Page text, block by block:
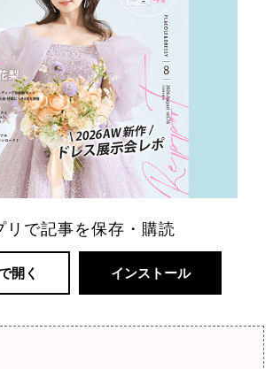
リで記事を保存・購読
開く インストール